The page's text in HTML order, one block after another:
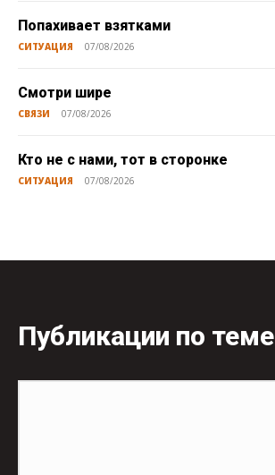
Попахивает взятками
СИТУАЦИЯ 07/08/2026
Смотри шире
СВЯЗИ 07/08/2026
Кто не с нами, тот в сторонке
СИТУАЦИЯ 07/08/2026
Публикации по теме